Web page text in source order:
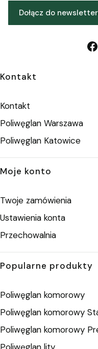
Dołącz do
Linki w stopce
Kontakt
Kontakt
Poliwęglan Warszawa
Poliwęglan Katowice
Moje konto
Twoje zamówienia
Ustawienia konta
Przechowalnia
Popularne produkty
Poliwęglan komorowy
Poliwęglan komorowy
Poliwęglan komorowy